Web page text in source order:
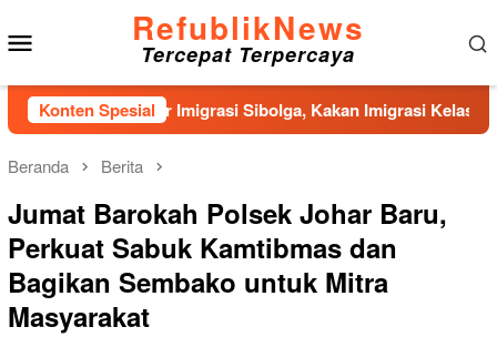
ke
konten
RefublikNews
Tercepat Terpercaya
Konten Spesial
Kantor Imigrasi Sibolga, Kakan Imigrasi Kelas II Gercep
Beranda Berita
Jumat Barokah Polsek Johar Baru,
Perkuat Sabuk Kamtibmas dan
Bagikan Sembako untuk Mitra
Masyarakat